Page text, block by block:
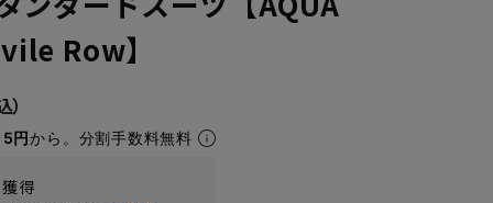
Row】
円から。分割手数料無料
得